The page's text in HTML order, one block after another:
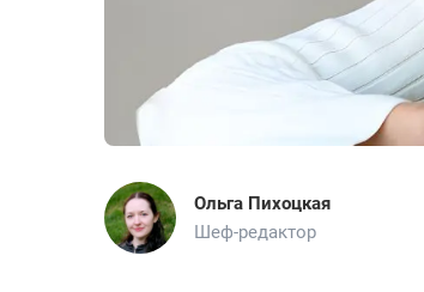
Ольга Пихоцкая
Шеф-редактор